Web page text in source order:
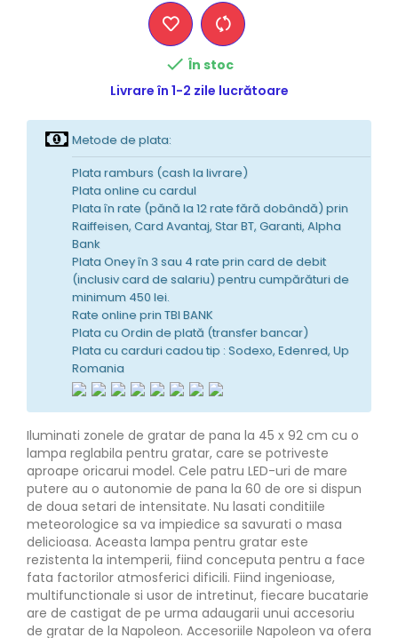
 În stoc
Livrare în 1-2 zile lucrătoare
Metode de plata:
Plata ramburs (cash la livrare)
Plata online cu cardul
Plata în rate (pănă la 12 rate fără dobândă) prin
Raiffeisen, Card Avantaj, Star BT, Garanti, Alpha
Bank
Plata Oney în 3 sau 4 rate prin card de debit
(inclusiv card de salariu) pentru cumpărături de
minimum 450 lei.
Rate online prin TBI BANK
Plata cu Ordin de plată (transfer bancar)
Plata cu carduri cadou tip : Sodexo, Edenred, Up
Romania
Iluminati zonele de gratar de pana la 45 x 92 cm cu o
lampa reglabila pentru gratar, care se potriveste
aproape oricarui model. Cele patru LED-uri de mare
putere au o autonomie de pana la 60 de ore si dispun
de doua setari de intensitate. Nu lasati conditiile
meteorologice sa va impiedice sa savurati o masa
delicioasa. Aceasta lampa pentru gratar este
rezistenta la intemperii, fiind conceputa pentru a face
fata factorilor atmosferici dificili. Fiind ingenioase,
multifunctionale si usor de intretinut, fiecare bucatarie
are de castigat de pe urma adaugarii unui accesoriu
de gratar de la Napoleon. Accesoriile Napoleon va ofera